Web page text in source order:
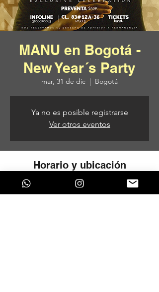
MANU en Bogotá -
New Year´s Party
mar, 31 de dic
  |
Bogotá
Ya no es posible registrarse
Ver otros eventos
Horario y ubicación
31 de dic de 2024, 9:00 p. m. – 01 de ene
de 2025, 5:00 a. m.